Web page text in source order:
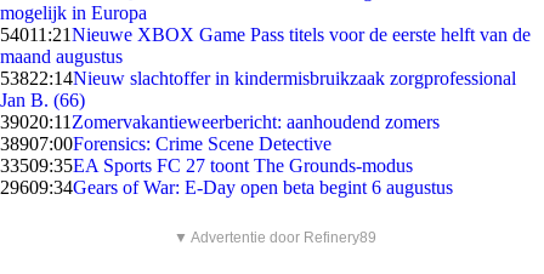
mogelijk in Europa
54011:21Nieuwe XBOX Game Pass titels voor de eerste helft van de
maand augustus
53822:14Nieuw slachtoffer in kindermisbruikzaak zorgprofessional
Jan B. (66)
39020:11 Zomervakantieweerbericht: aanhoudend zomers
38907:00Forensics: Crime Scene Detective
33509:35EA Sports FC 27 toont The Grounds-modus
29609:34Gears of War: E-Day open beta begint 6 augustus
▼ Advertentie door Refinery89